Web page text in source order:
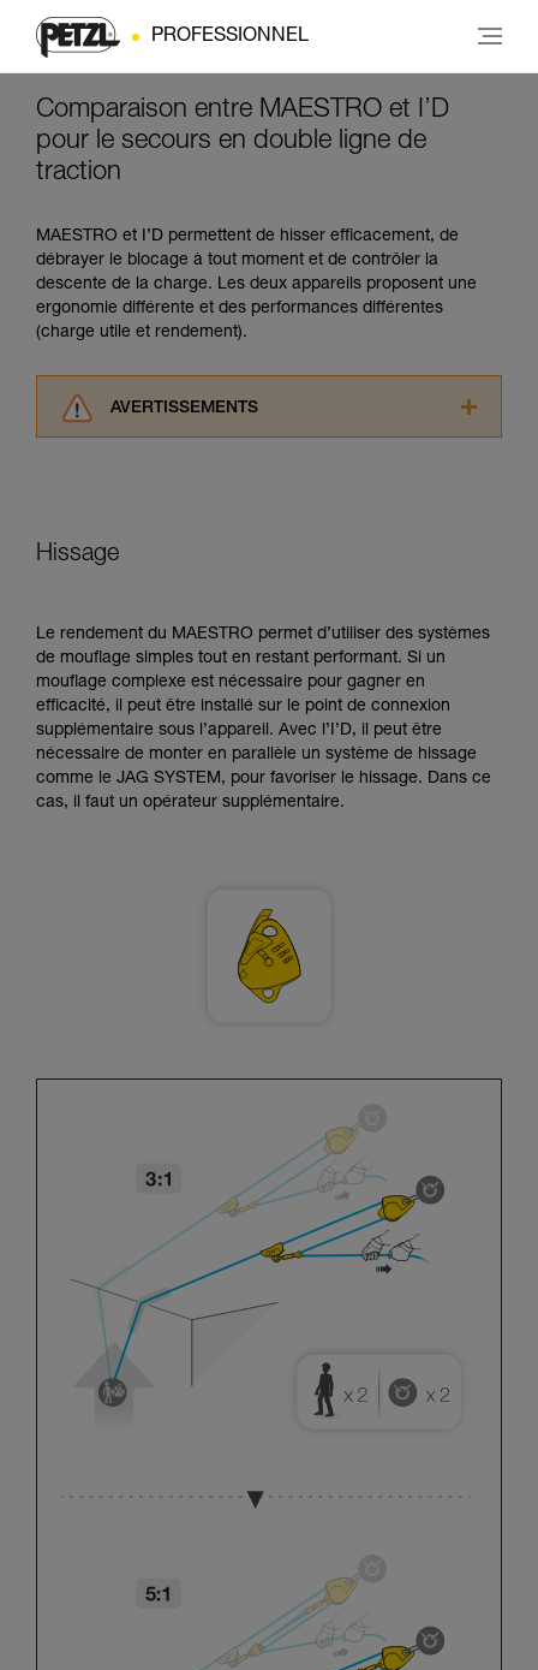
PROFESSIONNEL
Comparaison entre MAESTRO et I’D
pour le secours en double ligne de
traction
MAESTRO et I’D permettent de hisser efficacement, de
débrayer le blocage à tout moment et de contrôler la
descente de la charge. Les deux appareils proposent une
ergonomie différente et des performances différentes
(charge utile et rendement).
AVERTISSEMENTS
pouvoir comprendre ce complément
avec un professionnel votre capacité à refaire
la manipulation, seul, en toute sécurité, avant
de la reproduire en autonomie.
Nous donnons des exemples de techniques
liées à votre activité. Il peut en exister d’autres
que nous ne décrivons pas ici.
Hissage
Le rendement du MAESTRO permet d’utiliser des systèmes
de mouflage simples tout en restant performant. Si un
mouflage complexe est nécessaire pour gagner en
efficacité, il peut être installé sur le point de connexion
supplémentaire sous l’appareil. Avec l’I’D, il peut être
nécessaire de monter en parallèle un système de hissage
comme le JAG SYSTEM, pour favoriser le hissage. Dans ce
cas, il faut un opérateur supplémentaire.